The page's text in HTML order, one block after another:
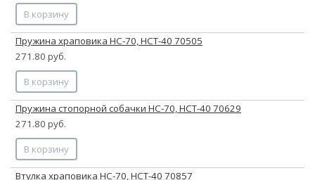
В корзину
Пружина храповика НС-70, НСТ-40 70505
271.80 руб.
В корзину
Пружина стопорной собачки НС-70, НСТ-40 70629
271.80 руб.
В корзину
Втулка храповика НС-70, НСТ-40 70857